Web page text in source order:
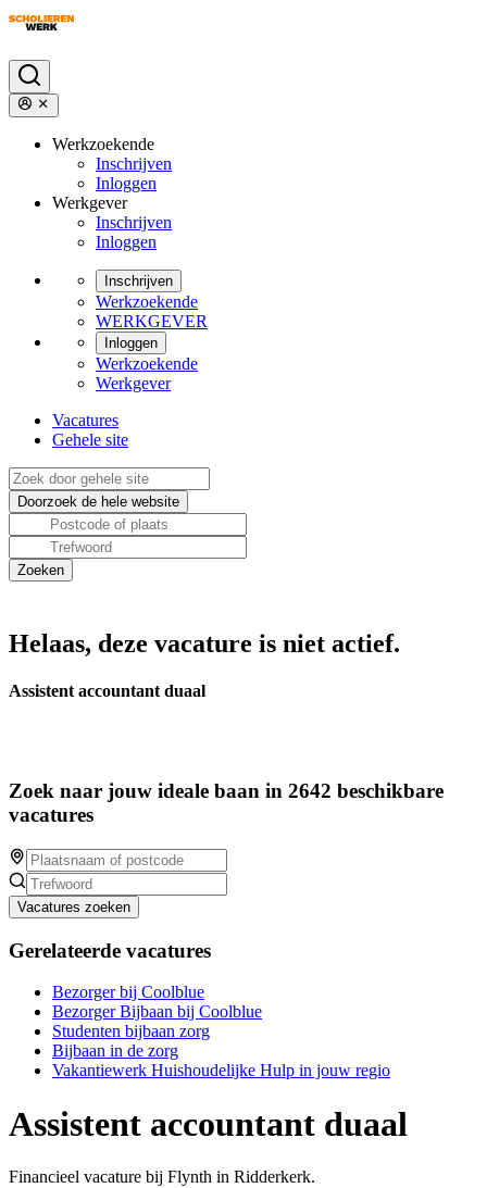
Werkzoekende
Inschrijven
Inloggen
Werkgever
Inschrijven
Inloggen
Inschrijven
Werkzoekende
WERKGEVER
Inloggen
Werkzoekende
Werkgever
Vacatures
Gehele site
Helaas, deze vacature is niet actief.
Assistent accountant duaal
Zoek naar jouw ideale baan in 2642 beschikbare
vacatures
Vacatures zoeken
Gerelateerde vacatures
Bezorger bij Coolblue
Bezorger Bijbaan bij Coolblue
Studenten bijbaan zorg
Bijbaan in de zorg
Vakantiewerk Huishoudelijke Hulp in jouw regio
Assistent accountant duaal
Financieel vacature bij Flynth in Ridderkerk.